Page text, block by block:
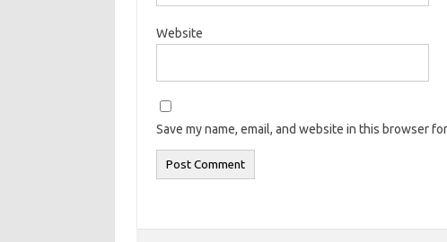
Website
Save my name, email, and website in this browser